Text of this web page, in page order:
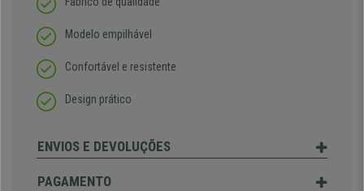
Modelo empilhável
Confortável e resistente
Design prático
ENVIOS E DEVOLUÇÕES
PAGAMENTO